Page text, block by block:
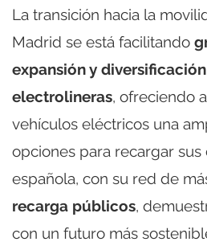
La transición hacia la
Madrid se está facilitando
expansión y
electrolineras, ofreciendo
vehículos eléctricos una
opciones para recargar sus
española, con su red de
recarga públicos,
con un futuro más